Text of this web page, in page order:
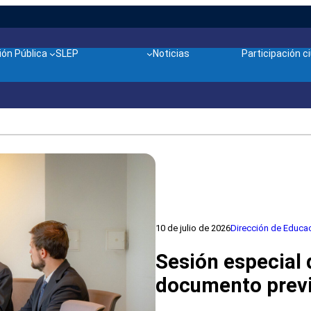
Pública SLEP Noticias Participación
10 de julio de 2026Dirección de
Sesión especial
documento